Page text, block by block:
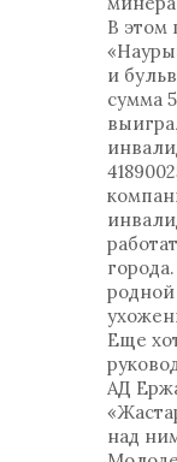
В этом
и
сумма
Еще
АД
над